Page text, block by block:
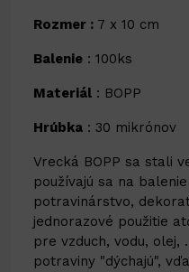
Rozmer : 7 x 10 cm
Balenie : 100ks
Materiál : BOPP
Hrúbka : 30 mikrónov
Vrecká BOPP sa stali
používajú sa na
potravinárstvo,
jednorazové použitie
pre vzduch, vodu,
potraviny "dýchajú",